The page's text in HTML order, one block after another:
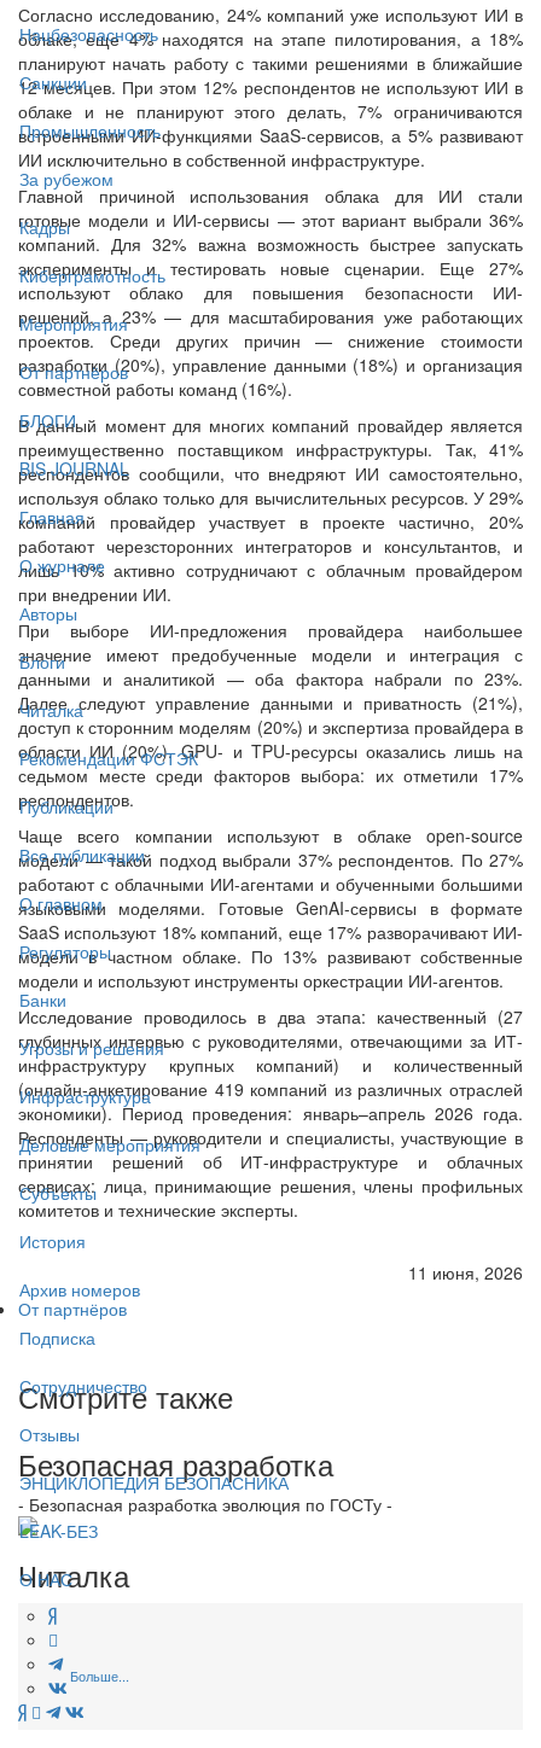
Нацбезопасность
Санкции
Промышленность
За рубежом
Кадры
Киберграмотность
Мероприятия
От партнёров
БЛОГИ
BIS JOURNAL
Главная
О журнале
Авторы
Блоги
Читалка
Рекомендации ФСТЭК
Публикации
Все публикации
О главном
Регуляторы
Банки
Угрозы и решения
Инфраструктура
Деловые мероприятия
Субъекты
История
Архив номеров
Подписка
Сотрудничество
Отзывы
ЭНЦИКЛОПЕДИЯ БЕЗОПАСНИКА
LEAK-БЕЗ
О НАС
Согласно исследованию, 24% компаний уже используют ИИ в
облаке, еще 4% находятся на этапе пилотирования, а 18%
планируют начать работу с такими решениями в ближайшие
12 месяцев. При этом 12% респондентов не используют ИИ в
облаке и не планируют этого делать, 7% ограничиваются
встроенными ИИ-функциями SaaS-сервисов, а 5% развивают
ИИ исключительно в собственной инфраструктуре.
Главной причиной использования облака для ИИ стали
готовые модели и ИИ-сервисы — этот вариант выбрали 36%
компаний. Для 32% важна возможность быстрее запускать
эксперименты и тестировать новые сценарии. Еще 27%
используют облако для повышения безопасности ИИ-
решений, а 23% — для масштабирования уже работающих
проектов. Среди других причин — снижение стоимости
разработки (20%), управление данными (18%) и организация
совместной работы команд (16%).
В данный момент для многих компаний провайдер является
преимущественно поставщиком инфраструктуры. Так, 41%
респондентов сообщили, что внедряют ИИ самостоятельно,
используя облако только для вычислительных ресурсов. У 29%
компаний провайдер участвует в проекте частично, 20%
работают черезсторонних интеграторов и консультантов, и
лишь 10% активно сотрудничают с облачным провайдером
при внедрении ИИ.
При выборе ИИ-предложения провайдера наибольшее
значение имеют предобученные модели и интеграция с
данными и аналитикой — оба фактора набрали по 23%.
Далее следуют управление данными и приватность (21%),
доступ к сторонним моделям (20%) и экспертиза провайдера в
области ИИ (20%). GPU- и TPU-ресурсы оказались лишь на
седьмом месте среди факторов выбора: их отметили 17%
респондентов.
Чаще всего компании используют в облаке open-source
модели — такой подход выбрали 37% респондентов. По 27%
работают с облачными ИИ-агентами и обученными большими
языковыми моделями. Готовые GenAI-сервисы в формате
SaaS используют 18% компаний, еще 17% разворачивают ИИ-
модели в частном облаке. По 13% развивают собственные
модели и используют инструменты оркестрации ИИ-агентов.
Исследование проводилось в два этапа: качественный (27
глубинных интервью с руководителями, отвечающими за ИТ-
инфраструктуру крупных компаний) и количественный
(онлайн-анкетирование 419 компаний из различных отраслей
экономики). Период проведения: январь–апрель 2026 года.
Респонденты — руководители и специалисты, участвующие в
принятии решений об ИТ-инфраструктуре и облачных
сервисах: лица, принимающие решения, члены профильных
комитетов и технические эксперты.
11 июня, 2026
От партнёров
Смотрите также
Безопасная разработка
- Безопасная разработка эволюция по ГОСТу -
Читалка
Больше...